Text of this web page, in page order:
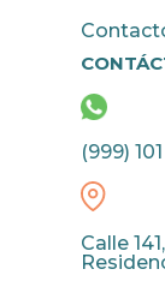
(999)
Calle